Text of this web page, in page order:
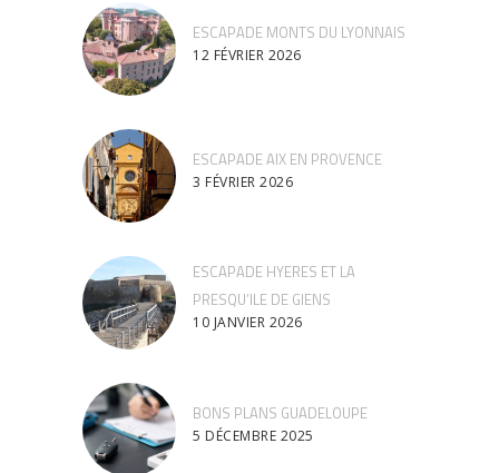
ESCAPADE MONTS DU LYONNAIS
12 FÉVRIER 2026
ESCAPADE AIX EN PROVENCE
3 FÉVRIER 2026
ESCAPADE HYERES ET LA
PRESQU’ILE DE GIENS
10 JANVIER 2026
BONS PLANS GUADELOUPE
5 DÉCEMBRE 2025